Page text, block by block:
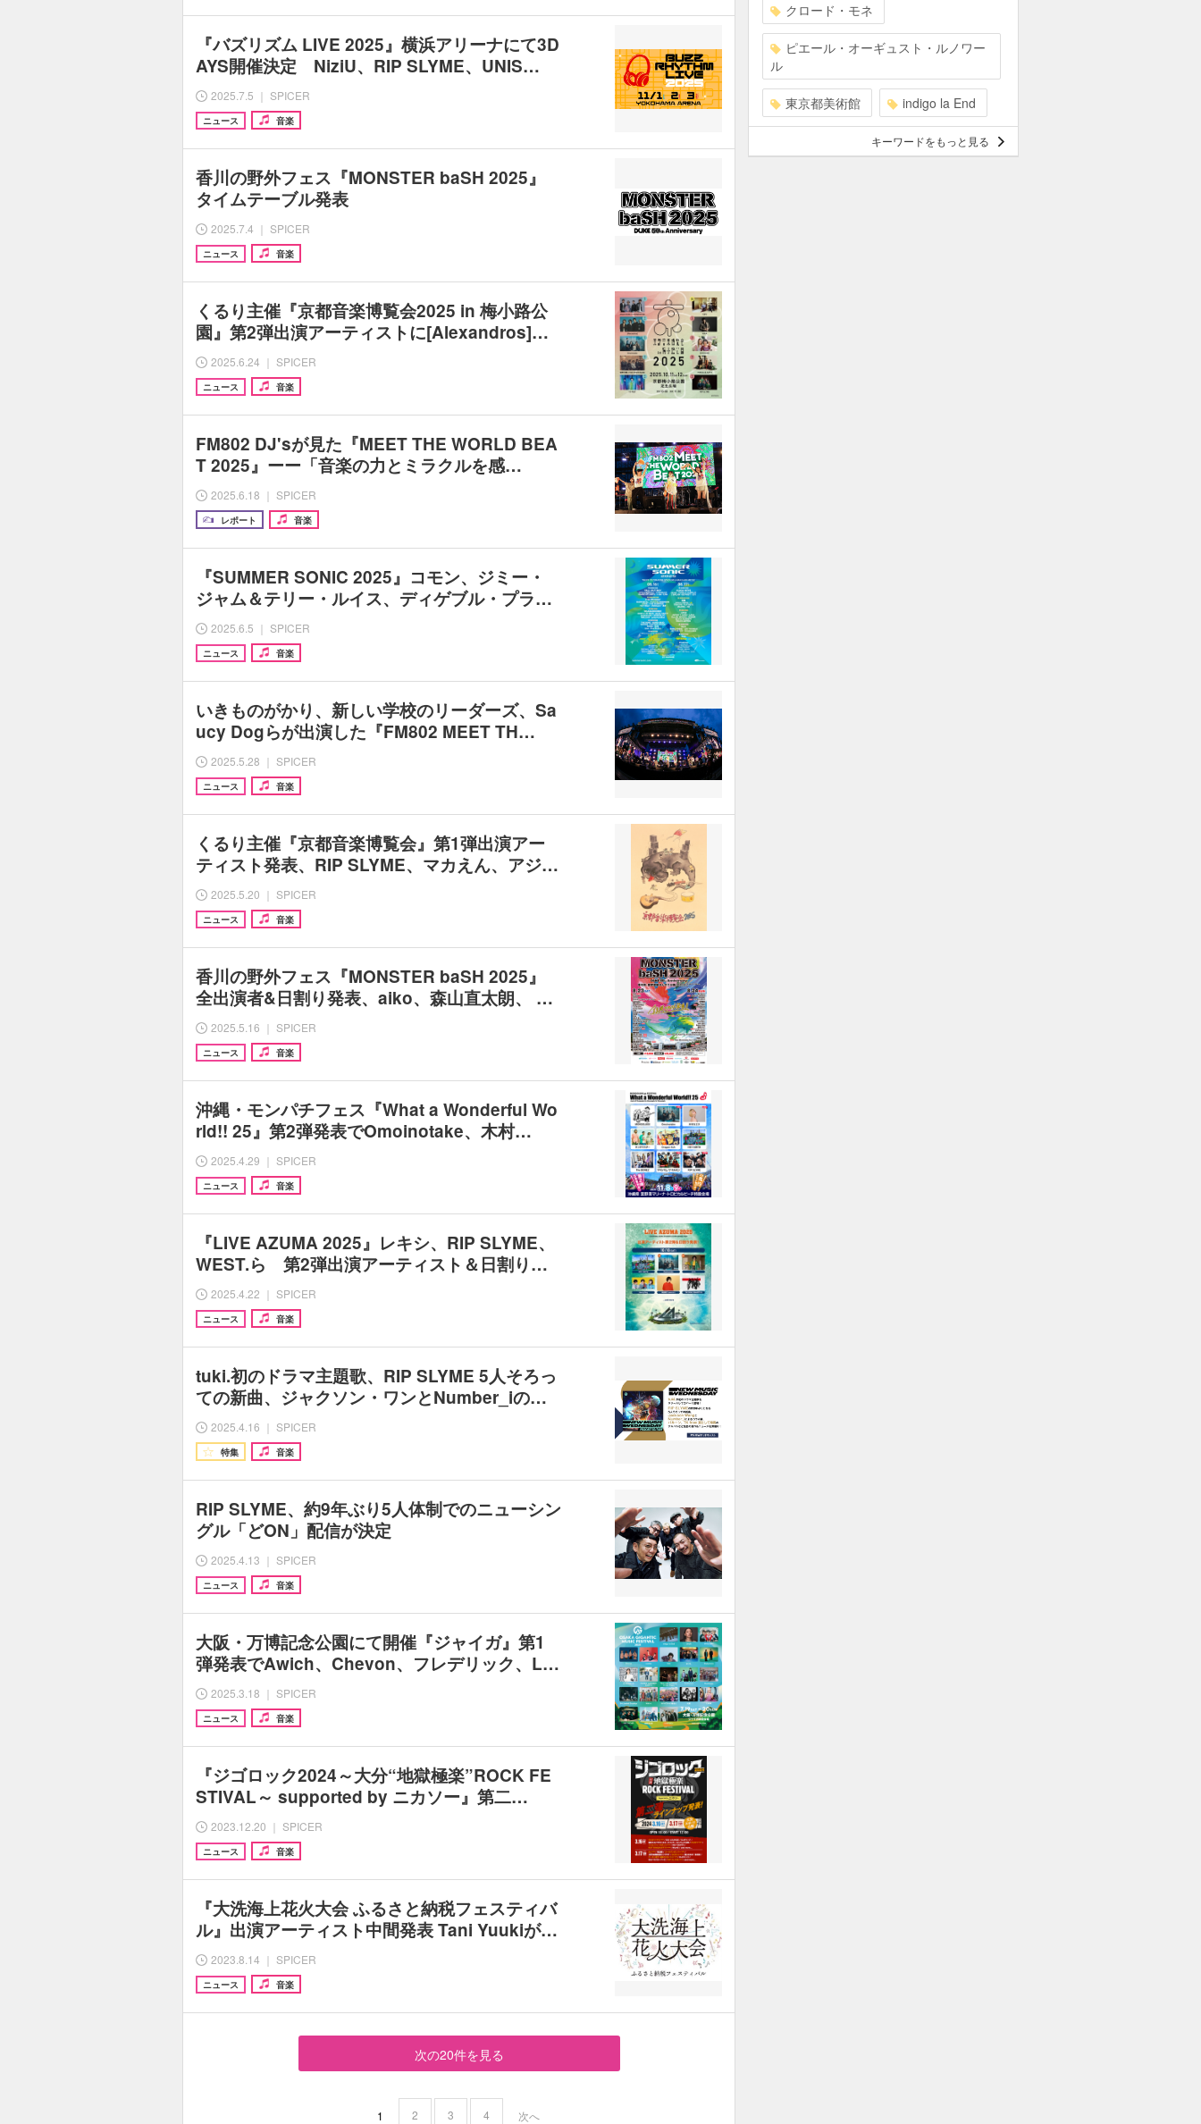
『バズリズム LIVE 2025』横浜アリーナにて3D
AYS開催決定 NiziU、RIP SLYME、UNIS…
2025.7.5 ｜ SPICER
ニュース 音楽
香川の野外フェス『MONSTER baSH 2025』
タイムテーブル発表
2025.7.4 ｜ SPICER
ニュース 音楽
くるり主催『京都音楽博覧会2025 in 梅小路公
園』第2弾出演アーティストに[Alexandros]…
2025.6.24 ｜ SPICER
ニュース 音楽
FM802 DJ'sが見た『MEET THE WORLD BEA
T 2025』ーー「音楽の力とミラクルを感…
2025.6.18 ｜ SPICER
レポート 音楽
『SUMMER SONIC 2025』コモン、ジミー・
ジャム＆テリー・ルイス、ディゲブル・プラ…
2025.6.5 ｜ SPICER
ニュース 音楽
いきものがかり、新しい学校のリーダーズ、Sa
ucy Dogらが出演した『FM802 MEET TH…
2025.5.28 ｜ SPICER
ニュース 音楽
くるり主催『京都音楽博覧会』第1弾出演アー
ティスト発表、RIP SLYME、マカえん、アジ…
2025.5.20 ｜ SPICER
ニュース 音楽
香川の野外フェス『MONSTER baSH 2025』
全出演者&日割り発表、aiko、森山直太朗、 …
2025.5.16 ｜ SPICER
ニュース 音楽
沖縄・モンパチフェス『What a Wonderful Wo
rld!! 25』第2弾発表でOmoinotake、木村…
2025.4.29 ｜ SPICER
ニュース 音楽
『LIVE AZUMA 2025』レキシ、RIP SLYME、
WEST.ら 第2弾出演アーティスト＆日割り…
2025.4.22 ｜ SPICER
ニュース 音楽
tuki.初のドラマ主題歌、RIP SLYME 5人そろっ
ての新曲、ジャクソン・ワンとNumber_iの…
2025.4.16 ｜ SPICER
特集 音楽
RIP SLYME、約9年ぶり5人体制でのニューシン
グル「どON」配信が決定
2025.4.13 ｜ SPICER
ニュース 音楽
大阪・万博記念公園にて開催『ジャイガ』第1
弾発表でAwich、Chevon、フレデリック、L…
2025.3.18 ｜ SPICER
ニュース 音楽
『ジゴロック2024～大分“地獄極楽”ROCK FE
STIVAL～ supported by ニカソー』第二…
2023.12.20 ｜ SPICER
ニュース 音楽
『大洗海上花火大会 ふるさと納税フェスティバ
ル』出演アーティスト中間発表 Tani Yuukiが…
2023.8.14 ｜ SPICER
ニュース 音楽
次の20件を見る
1 2 3 4 次へ
クロード・モネ
ピエール・オーギュスト・ルノワー
ル
東京都美術館 indigo la End
キーワードをもっと見る